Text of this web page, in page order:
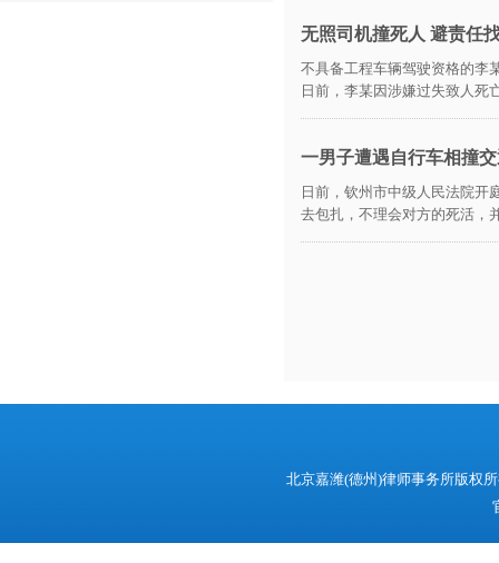
无照司机撞死人 避责任
不具备工程车辆驾驶资格的李
日前，李某因涉嫌过失致人死
一男子遭遇自行车相撞
日前，钦州市中级人民法院开
去包扎，不理会对方的死活，
北京嘉潍(德州)律师事务所版权